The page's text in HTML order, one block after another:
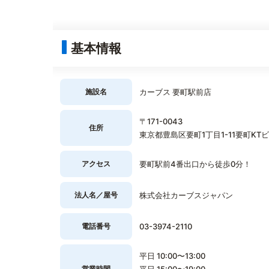
基本情報
施設名 カーブス 要町駅前店
住所
〒171-0043
東京都豊島区要町1丁目1-11要町KT
アクセス 要町駅前4番出口から徒歩0分！
法人名／屋号 株式会社カーブスジャパン
電話番号 03-3974-2110
平日 10:00〜13:00